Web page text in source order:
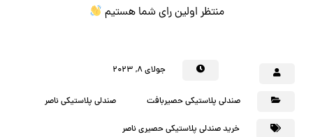
منتظر اولین رای شما هستیم
جولای ۸, ۲۰۲۳
صندلی پلاستیکی حصیربافت صندلی پلاستیکی ناصر
خرید صندلی پلاستیکی حصیری ناصر